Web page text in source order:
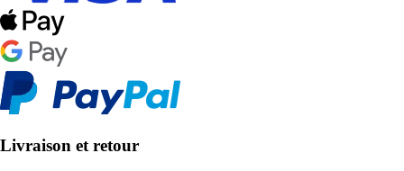
Livraison et retour